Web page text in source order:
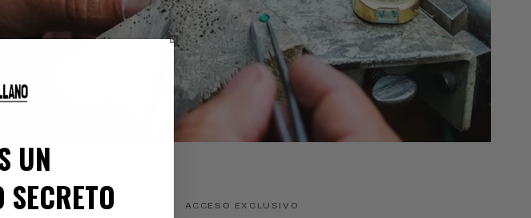
ACCESO EXCLUSIVO
UN
SECRETO